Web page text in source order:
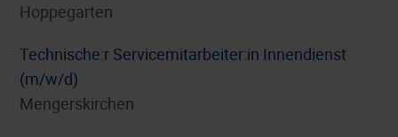
Hoppegarten
Technische:r Servicemitarbeiter:in Innendienst
(m/w/d)
Mengerskirchen